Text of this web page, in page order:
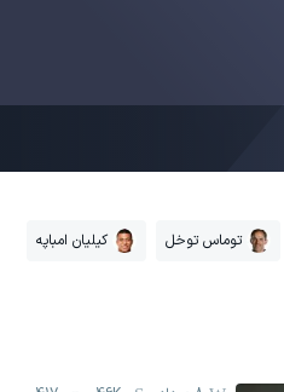
توماس توخل کیلیان امباپه